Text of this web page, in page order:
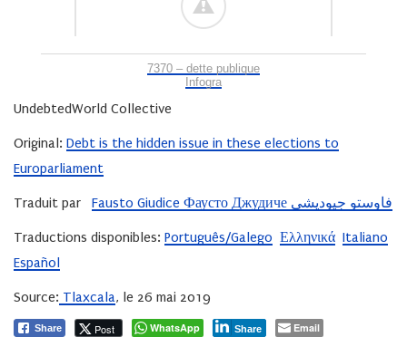
7370 – dette publique
Infogra
UndebtedWorld Collective
Original: Debt is the hidden issue in these elections to
Europarliament
Traduit par Fausto Giudice Фаусто Джудиче فاوستو جيوديشي
Traductions disponibles: Português/Galego Ελληνικά Italiano
Español
Source: Tlaxcala, le 26 mai 2019
Share Post WhatsApp Share Email